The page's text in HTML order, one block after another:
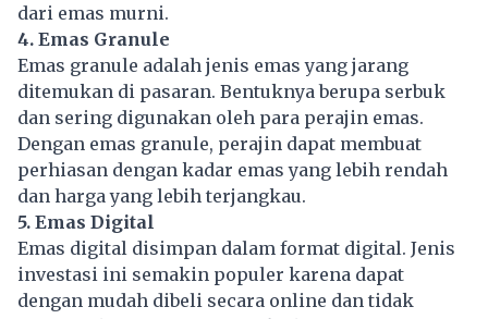
dari emas murni.
4. Emas Granule
Emas granule adalah jenis emas yang jarang
ditemukan di pasaran. Bentuknya berupa serbuk
dan sering digunakan oleh para perajin emas.
Dengan emas granule, perajin dapat membuat
perhiasan dengan kadar emas yang lebih rendah
dan harga yang lebih terjangkau.
5. Emas Digital
Emas digital disimpan dalam format digital. Jenis
investasi ini semakin populer karena dapat
dengan mudah dibeli secara online dan tidak